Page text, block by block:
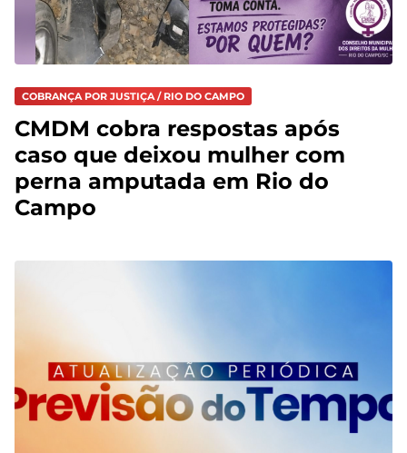
COBRANÇA POR JUSTIÇA / RIO DO CAMPO
CMDM cobra respostas após
caso que deixou mulher com
perna amputada em Rio do
Campo